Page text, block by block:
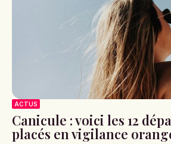
ACTUS
Canicule : voici les 12
placés en vigilance